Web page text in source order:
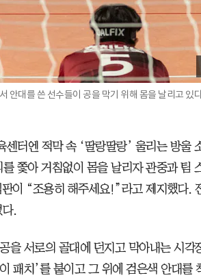
안대를 쓴 선수들이 공을 막기 위해 몸을 날리고 있
터엔 적막 속 ‘딸랑딸랑’ 울리는 방울
쫓아 거침없이 몸을 날리자 관중과 팀
이 “조용히 해주세요!”라고 제지했다.
다.
을 서로의 골대에 던지고 막아내는 시각
패치’를 붙이고 그 위에 검은색 안대를